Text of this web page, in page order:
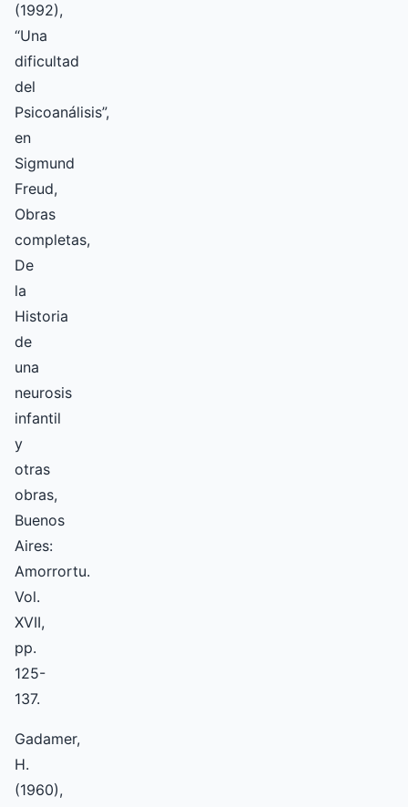
(1992),
“Una
dificultad
del
Psicoanálisis”,
en
Sigmund
Freud,
Obras
completas,
De
la
Historia
de
una
neurosis
infantil
y
otras
obras,
Buenos
Aires:
Amorrortu.
Vol.
XVII,
pp.
125-
137.
Gadamer,
H.
(1960),